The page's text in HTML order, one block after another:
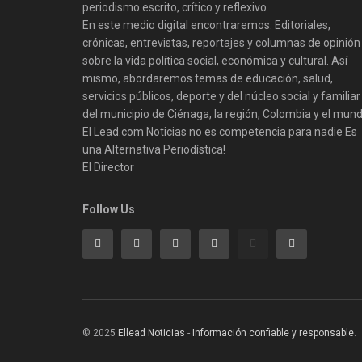
periodismo escrito, crítico y reflexivo.
En este medio digital encontraremos: Editoriales,
crónicas, entrevistas, reportajes y columnas de opinión
sobre la vida política social, económica y cultural. Así
mismo, abordaremos temas de educación, salud,
servicios públicos, deporte y del núcleo social y familiar
del municipio de Ciénaga, la región, Colombia y el
El Lead.com Noticias no es competencia para nadie Es
una Alternativa Periodística!
El Director
Follow Us
© 2025 Ellead Noticias - Información confiable y responsable.